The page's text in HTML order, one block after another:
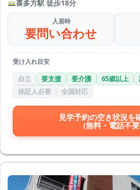
喜多方駅 徒歩18分
入居時
要問い合わせ
受け入れ目安
自立 要支援 要介護 65歳以上
保証人必要
全国対応
見学予約の空き状況を
(無料・電話不